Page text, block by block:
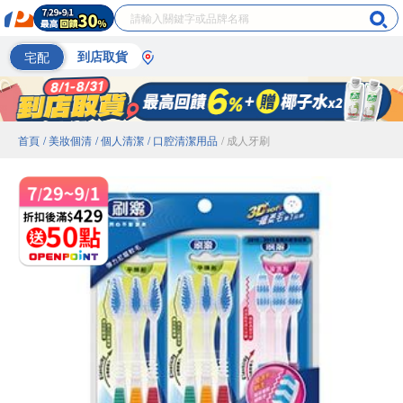
宅配 到店取貨
首頁 / 美妝個清 / 個人清潔 / 口腔清潔用品 / 成人牙刷